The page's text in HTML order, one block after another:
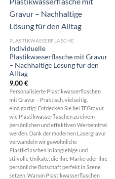
PLASTIKWASSERFLASCHE
Individuelle
Plastikwasserflasche mit Gravur
– Nachhaltige Lösung für den
Alltag
9,00€
Personalisierte Plastikwasserflaschen
mit Gravur – Praktisch, vielseitig,
einzigartig! Entdecken Sie bei TEGravur,
wie Plastikwasserflaschen zu einem
persönlichen und effektiven Werbemittel
werden. Dank der modernen Lasergravur
verwandeln wir gewöhnliche
Plastikflaschen in langlebige und
stilvolle Unikate, die Ihre Marke oder Ihre
persönliche Botschaft perfekt in Szene
setzen. Warum Plastikwasserflaschen